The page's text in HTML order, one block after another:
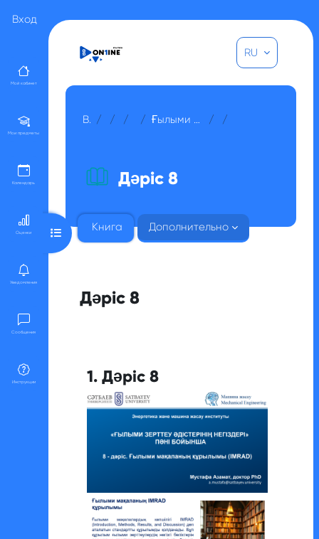
Вход
Мой кабинет
Мои предметы
Календарь
Оценки
Уведомления
Сообщения
Инструкции
RU
В начало КурсыПрочееДля гостей Ғылыми зерттеу әдістерінің негіздері / Мустафа Азамат Қойшықұлұлы Апта 8
Дәріс 8
Книга Дополнительно
Открыть оглавление курса
Дәріс 8
1. Дәріс 8